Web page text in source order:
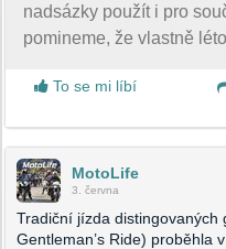
nadsázky použít i pro
pomineme, že vlastně
To se mi líbí
MotoLife
3. června
Tradiční jízda distingovaných
Gentleman’s Ride) proběhla